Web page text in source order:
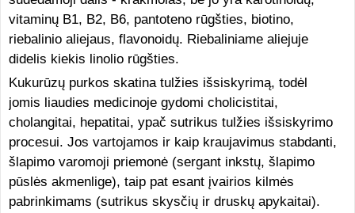
vitaminų B1, B2, B6, pantoteno rūgšties, biotino,
riebalinio aliejaus, flavonoidų. Riebaliniame aliejuje
didelis kiekis linolio rūgšties.
Kukurūzų purkos skatina tulžies išsiskyrimą, todėl
jomis liaudies medicinoje gydomi cholicistitai,
cholangitai, hepatitai, ypač sutrikus tulžies išsiskyrimo
procesui. Jos vartojamos ir kaip kraujavimus stabdanti,
šlapimo varomoji priemonė (sergant inkstų, šlapimo
pūslės akmenlige), taip pat esant įvairios kilmės
pabrinkimams (sutrikus skysčių ir druskų apykaitai).